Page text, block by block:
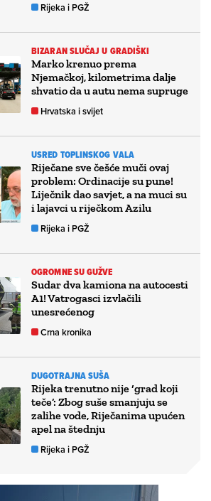
Rijeka i PGŽ
BIZARAN SLUČAJ U GRADIŠKI
Marko krenuo prema
Njemačkoj, kilometrima dalje
shvatio da u autu nema supruge
Hrvatska i svijet
USRED TOPLINSKOG VALA
Riječane sve češće muči ovaj
problem: Ordinacije su pune!
Liječnik dao savjet, a na muci su
i lajavci u riječkom Azilu
Rijeka i PGŽ
OGROMNE SU GUŽVE
Sudar dva kamiona na autocesti
A1! Vatrogasci izvlačili
unesrećenog
Crna kronika
DUGOTRAJNA SUŠA
Rijeka trenutno nije ‘grad koji
teče’: Zbog suše smanjuju se
zalihe vode, Riječanima upućen
apel na štednju
Rijeka i PGŽ